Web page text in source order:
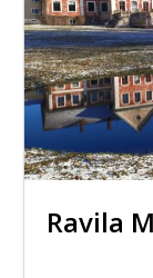
Ravila